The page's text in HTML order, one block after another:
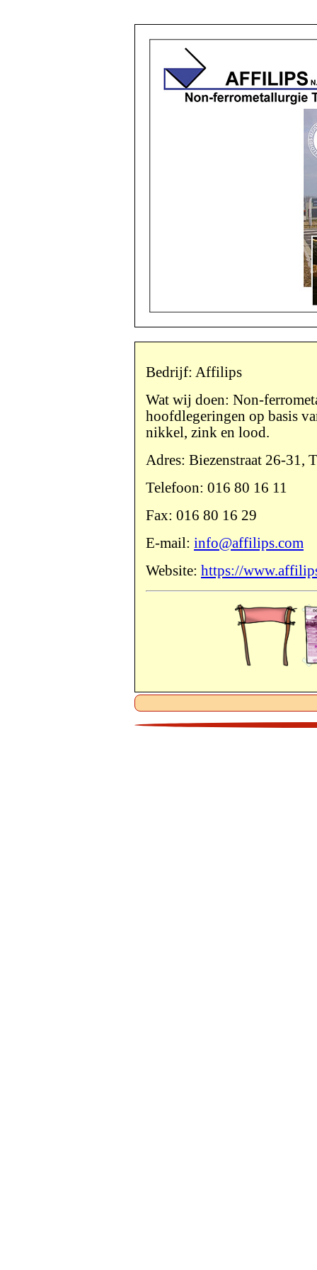
Bedrijf: Affilips
Wat wij doen: Non-
hoofdlegeringen op basis
nikkel, zink en lood.
Adres: Biezenstraat 26-31,
Telefoon: 016 80 16 11
Fax: 016 80 16 29
E-mail: info@affilips.com
Website: https://